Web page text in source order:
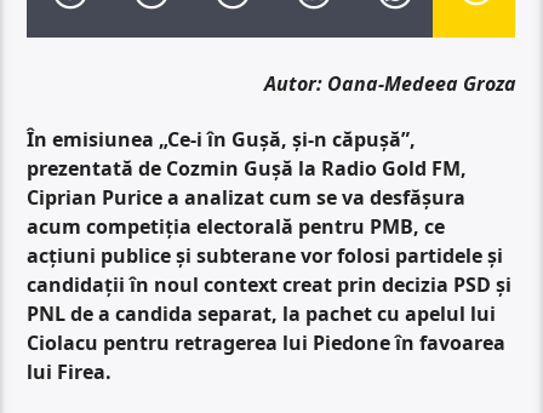
Autor: Oana-Medeea Groza
În emisiunea „Ce-i în Gușă, și-n căpușă”,
prezentată de Cozmin Gușă la Radio Gold FM,
Ciprian Purice a analizat cum se va desfășura
acum competiția electorală pentru PMB, ce
acțiuni publice și subterane vor folosi partidele și
candidații în noul context creat prin decizia PSD și
PNL de a candida separat, la pachet cu apelul lui
Ciolacu pentru retragerea lui Piedone în favoarea
lui Firea.